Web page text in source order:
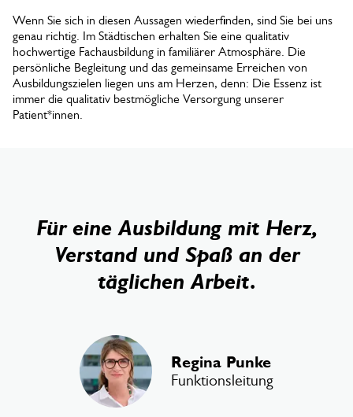
Wenn Sie sich in diesen Aussagen wiederfinden, sind Sie bei uns
genau richtig. Im Städtischen erhalten Sie eine qualitativ
hochwertige Fachausbildung in familiärer Atmosphäre. Die
persönliche Begleitung und das gemeinsame Erreichen von
Ausbildungszielen liegen uns am Herzen, denn: Die Essenz ist
immer die qualitativ bestmögliche Versorgung unserer
Patient*innen.
Für eine Ausbildung mit Herz,
Verstand und Spaß an der
täglichen Arbeit.
Regina Punke
Funktionsleitung